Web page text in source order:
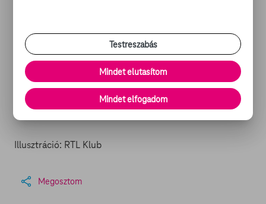
fedlapjára.) Andrew az őszinteségi rohamokat elindító
játék hatására ugyanis bizonyítja, hogy mellkasa mélyén
azért dobog egy mikrométernyi átmérőjű szív, és
elárulja: élete legnagyobb baklövése az volt, hogy
konzervatív politikusként félt felvállalni másságát és
egykori párját. Mayának ez pedig több mint kellő löketet
ad, hogy csatlakozzon Kash-hez az esküvőn.
Illusztráció: RTL Klub
Megosztom
Testreszabás
Mindet elutasítom
Mindet elfogadom